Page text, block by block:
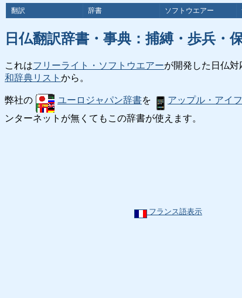
翻訳 辞書 ソフトウエアー
日仏翻訳辞書・事典：捕縛・歩兵・
これはフリーライト・ソフトウエアーが開発した日仏
和辞典リスト から。
弊社の ユーロジャパン辞書を アップル・アイ
ンターネットが無くてもこの辞書が使えます。
フランス語表示